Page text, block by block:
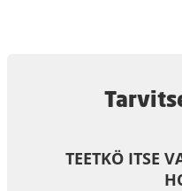
TEETKÖ ITSE